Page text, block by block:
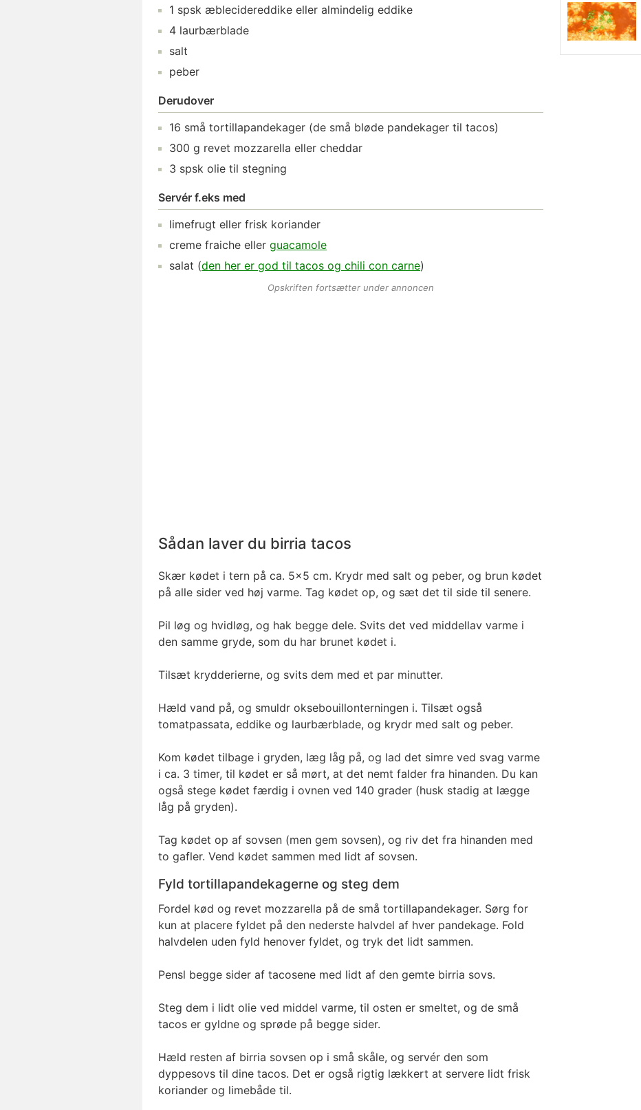
1 spsk æblecidereddike eller almindelig eddike
4 laurbærblade
salt
peber
Derudover
16 små tortillapandekager (de små bløde pandekager til tacos)
300 g revet mozzarella eller cheddar
3 spsk olie til stegning
Servér f.eks med
limefrugt eller frisk koriander
creme fraiche eller guacamole
salat (den her er god til tacos og chili con carne)
Opskriften fortsætter under annoncen
Sådan laver du birria tacos
Skær kødet i tern på ca. 5x5 cm. Krydr med salt og peber, og brun kødet
på alle sider ved høj varme. Tag kødet op, og sæt det til side til senere.
Pil løg og hvidløg, og hak begge dele. Svits det ved middellav varme i
den samme gryde, som du har brunet kødet i.
Tilsæt krydderierne, og svits dem med et par minutter.
Hæld vand på, og smuldr oksebouillonterningen i. Tilsæt også
tomatpassata, eddike og laurbærblade, og krydr med salt og peber.
Kom kødet tilbage i gryden, læg låg på, og lad det simre ved svag varme
i ca. 3 timer, til kødet er så mørt, at det nemt falder fra hinanden. Du kan
også stege kødet færdig i ovnen ved 140 grader (husk stadig at lægge
låg på gryden).
Tag kødet op af sovsen (men gem sovsen), og riv det fra hinanden med
to gafler. Vend kødet sammen med lidt af sovsen.
Fyld tortillapandekagerne og steg dem
Fordel kød og revet mozzarella på de små tortillapandekager. Sørg for
kun at placere fyldet på den nederste halvdel af hver pandekage. Fold
halvdelen uden fyld henover fyldet, og tryk det lidt sammen.
Pensl begge sider af tacosene med lidt af den gemte birria sovs.
Steg dem i lidt olie ved middel varme, til osten er smeltet, og de små
tacos er gyldne og sprøde på begge sider.
Hæld resten af birria sovsen op i små skåle, og servér den som
dyppesovs til dine tacos. Det er også rigtig lækkert at servere lidt frisk
koriander og limebåde til.